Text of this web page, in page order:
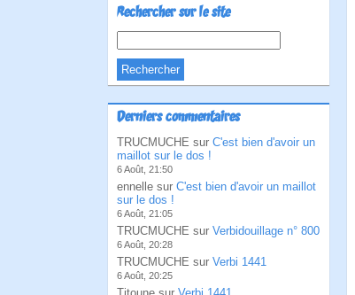
Rechercher sur le site
Derniers commentaires
TRUCMUCHE sur C'est bien d'avoir un
maillot sur le dos !
6 Août, 21:50
ennelle sur C'est bien d'avoir un maillot
sur le dos !
6 Août, 21:05
TRUCMUCHE sur Verbidouillage n° 800
6 Août, 20:28
TRUCMUCHE sur Verbi 1441
6 Août, 20:25